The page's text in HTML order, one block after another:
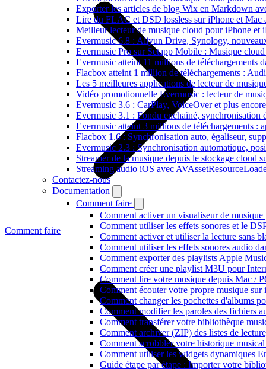
Exporter les articles de blog Wix en Markdown
Lire du FLAC et DSD lossless sur iPhone et Mac
Meilleur lecteur de musique cloud pour iPhone et
Evermusic 6.8 : Aliyun Drive, Synology,
Evermusic Pro sur Setapp Mobile : Musique
Evermusic atteint 11 millions de téléchargements
Flacbox atteint 1 million de téléchargements :
Les 5 meilleures applications de lecteur de
Vidéo promotionnelle Evermusic : lecteur de
Evermusic 3.6 : CarPlay, VoiceOver et plus encore
Evermusic 3.1 : Fondu enchaîné, synchronisation
Evermusic atteint 3 millions de téléchargements :
Flacbox 1.6 : Synchronisation auto, égaliseur,
Evermusic 2.3 : Synchronisation automatique,
Streamer de la musique depuis le stockage cloud
Streaming audio iOS avec
Contactez-nous
Documentation
Comment faire
Comment activer un visualiseur de
Comment utiliser les effets sonores et le
Comment activer et utiliser la lecture sans
Comment utiliser les effets sonores audio
Comment exporter des playlists Apple
Comment créer une playlist M3U pour
Comment lire votre musique depuis Mac /
Comment écouter votre propre musique sur
Comment changer les pochettes d'albums
Comment modifier les paroles des fichiers
Comment transférer votre bibliothèque
Comment archiver (ZIP) des listes de
Comment scrobbler votre historique
Comment utiliser les widgets dynamiques
Guide étape par étape : Importer votre
Comment faire